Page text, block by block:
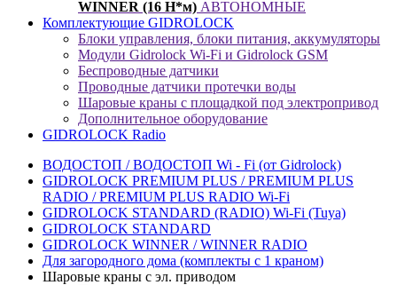
WINNER (16 Н*м) АВТОНОМНЫЕ
Комплектующие GIDROLOCK
Блоки управления, блоки питания, аккумуляторы
Модули Gidrolock Wi-Fi и Gidrolock GSM
Беспроводные датчики
Проводные датчики протечки воды
Шаровые краны с площадкой под электропривод
Дополнительное оборудование
GIDROLOCK Radio
ВОДОСТОП / ВОДОСТОП Wi - Fi (от Gidrolock)
GIDROLOCK PREMIUM PLUS / PREMIUM PLUS
RADIO / PREMIUM PLUS RADIO Wi-Fi
GIDROLOCK STANDARD (RADIO) Wi-Fi (Tuya)
GIDROLOCK STANDARD
GIDROLOCK WINNER / WINNER RADIO
Для загородного дома (комплекты с 1 краном)
Шаровые краны с эл. приводом